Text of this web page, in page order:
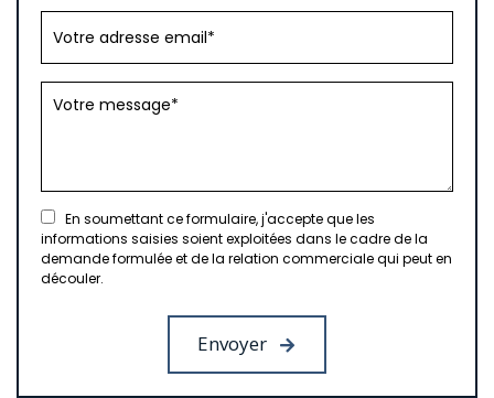
En soumettant ce formulaire, j'accepte que les
informations saisies soient exploitées dans le cadre de la
demande formulée et de la relation commerciale qui peut en
découler.